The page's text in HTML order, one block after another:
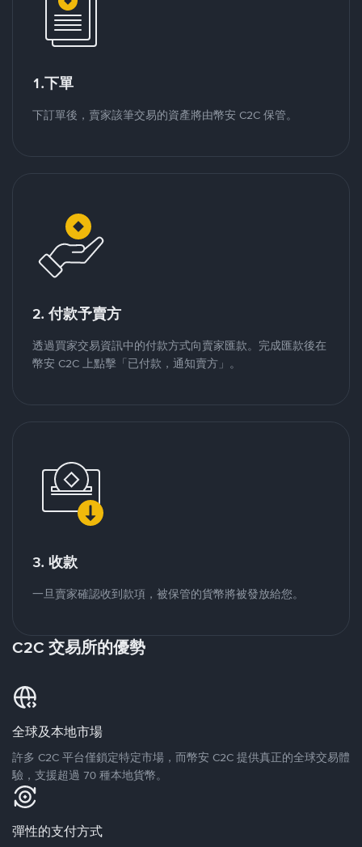
1.下單
下訂單後，賣家該筆交易的資產將由幣安 C2C 保管。
2. 付款予賣方
透過買家交易資訊中的付款方式向賣家匯款。完成匯款後在
幣安 C2C 上點擊「已付款，通知賣方」。
3. 收款
一旦賣家確認收到款項，被保管的貨幣將被發放給您。
C2C 交易所的優勢
全球及本地市場
許多 C2C 平台僅鎖定特定市場，而幣安 C2C 提供真正的全球交易體
驗，支援超過 70 種本地貨幣。
彈性的支付方式